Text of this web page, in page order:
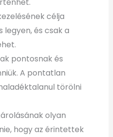
célja
legyen, és csak a
pontosnak és
A pontatlan
törölni
olyan
hogy az érintettek